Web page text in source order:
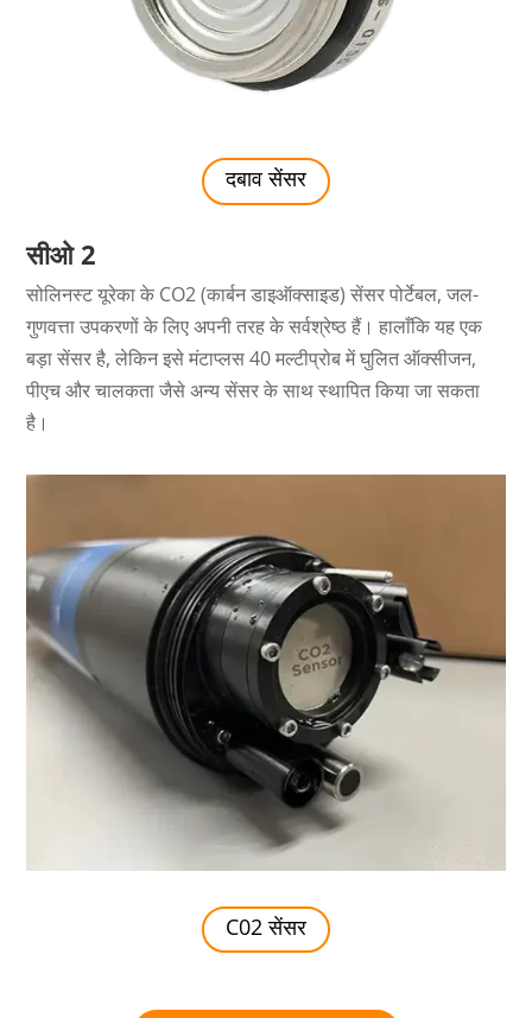
दबाव सेंसर
सीओ 2
सोलिनस्ट यूरेका के CO2 (कार्बन डाइऑक्साइड) सेंसर पोर्टेबल, जल-
गुणवत्ता उपकरणों के लिए अपनी तरह के सर्वश्रेष्ठ हैं। हालाँकि यह एक
बड़ा सेंसर है, लेकिन इसे मंटाप्लस 40 मल्टीप्रोब में घुलित ऑक्सीजन,
पीएच और चालकता जैसे अन्य सेंसर के साथ स्थापित किया जा सकता
है।
C02 सेंसर